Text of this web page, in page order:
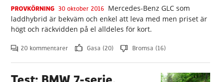
PROVKÖRNING 30 oktober 2016 Mercedes-Benz GLC som
laddhybrid är bekväm och enkel att leva med men priset är
högt och räckvidden på el alldeles för kort.
20 kommentarer Gasa (20) Bromsa (16)